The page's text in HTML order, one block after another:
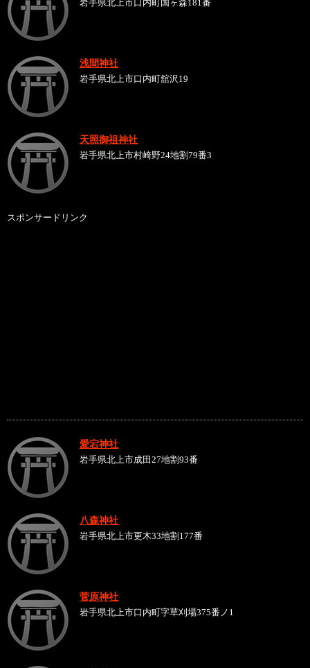
岩手県北上市口内町国ヶ森181番
浅間神社
岩手県北上市口内町舘沢19
天照御祖神社
岩手県北上市村崎野24地割79番3
スポンサードリンク
愛宕神社
岩手県北上市成田27地割93番
八森神社
岩手県北上市更木33地割177番
菅原神社
岩手県北上市口内町字草刈場375番ノ1